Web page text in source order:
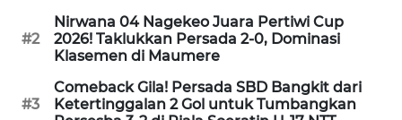
#2
Nirwana 04 Nagekeo Juara Pertiwi Cup
2026! Taklukkan Persada 2-0, Dominasi
Klasemen di Maumere
#3
Comeback Gila! Persada SBD Bangkit dari
Ketertinggalan 2 Gol untuk Tumbangkan
BENGKULU
WN
LAMPUNG